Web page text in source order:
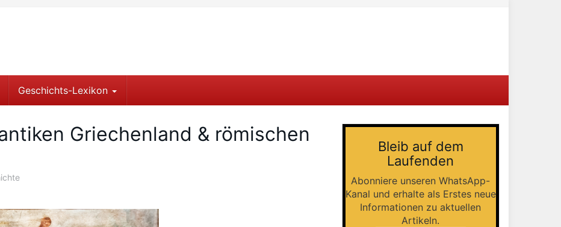
Geschichts-Lexikon
Griechenland & römischen
Bleib auf dem
Laufenden
Abonniere unseren WhatsApp-
Kanal und erhalte als Erstes neue
Informationen zu aktuellen
Artikeln.